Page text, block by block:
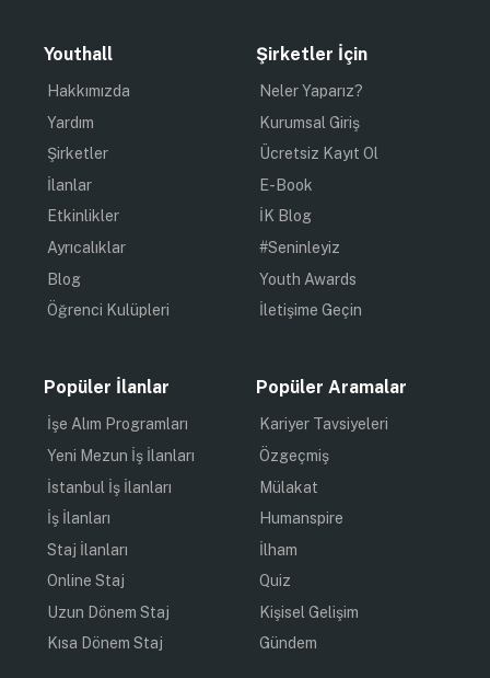
Youthall
Hakkımızda
Yardım
Şirketler
İlanlar
Etkinlikler
Ayrıcalıklar
Blog
Öğrenci Kulüpleri
Şirketler İçin
Neler Yaparız?
Kurumsal Giriş
Ücretsiz Kayıt Ol
E-Book
İK Blog
#Seninleyiz
Youth Awards
İletişime Geçin
Popüler İlanlar
İşe Alım Programları
Yeni Mezun İş İlanları
İstanbul İş İlanları
İş İlanları
Staj İlanları
Online Staj
Uzun Dönem Staj
Kısa Dönem Staj
Popüler Aramalar
Kariyer Tavsiyeleri
Özgeçmiş
Mülakat
Humanspire
İlham
Quiz
Kişisel Gelişim
Gündem